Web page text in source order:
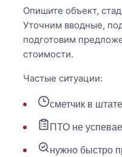
Опишите объект,
Уточним вводные,
подготовим
стоимости.
Частые ситуации:
сметчик в
ПТО не
нужно быстро